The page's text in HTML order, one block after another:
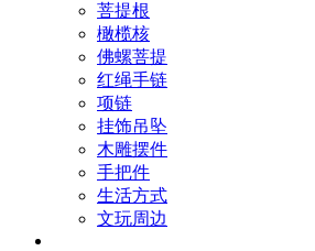
菩提根
橄榄核
佛螺菩提
红绳手链
项链
挂饰吊坠
木雕摆件
手把件
生活方式
文玩周边